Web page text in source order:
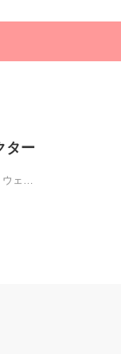
ター
ウェ…